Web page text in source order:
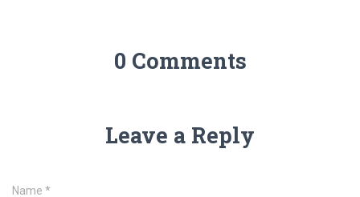
0 Comments
Leave a Reply
Name *